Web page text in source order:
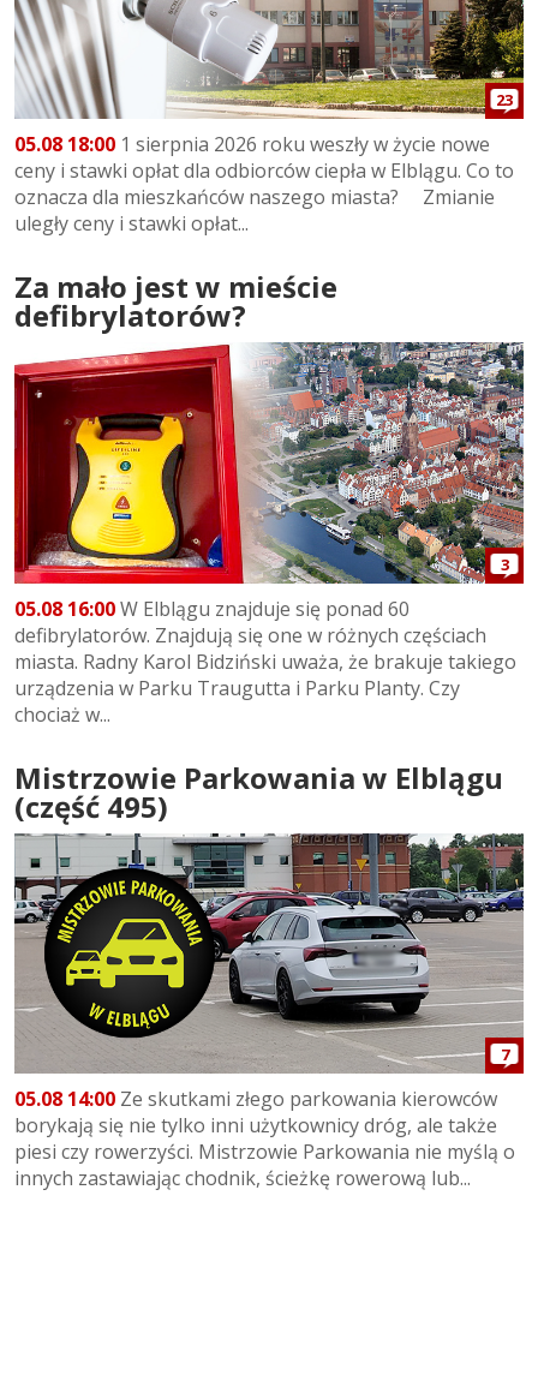
23
05.08 18:00 1 sierpnia 2026 roku weszły w życie nowe
ceny i stawki opłat dla odbiorców ciepła w Elblągu. Co to
oznacza dla mieszkańców naszego miasta? Zmianie
uległy ceny i stawki opłat...
Za mało jest w mieście
defibrylatorów?
3
05.08 16:00W Elblągu znajduje się ponad 60
defibrylatorów. Znajdują się one w różnych częściach
miasta. Radny Karol Bidziński uważa, że brakuje takiego
urządzenia w Parku Traugutta i Parku Planty. Czy
chociaż w...
Mistrzowie Parkowania w Elblągu
(część 495)
7
05.08 14:00 Ze skutkami złego parkowania kierowców
borykają się nie tylko inni użytkownicy dróg, ale także
piesi czy rowerzyści. Mistrzowie Parkowania nie myślą o
innych zastawiając chodnik, ścieżkę rowerową lub...